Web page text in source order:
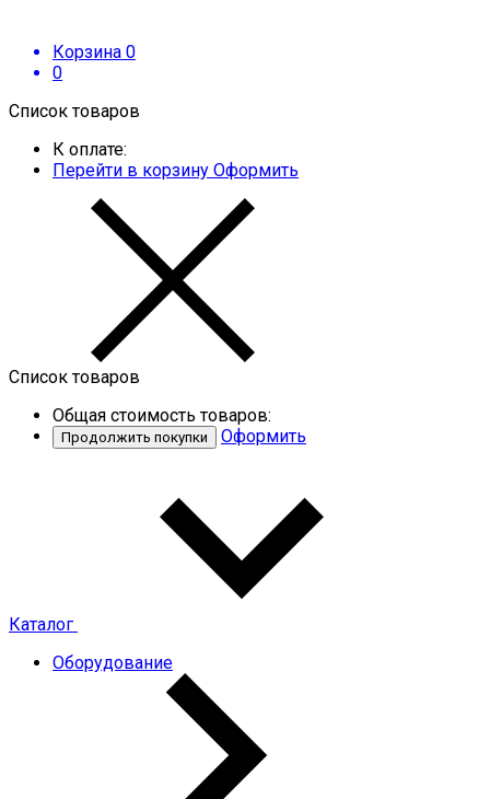
Корзина 0
0
Список товаров
К оплате:
Перейти в корзину Оформить
Список товаров
Общая стоимость товаров:
Продолжить покупки Оформить
Каталог
Оборудование